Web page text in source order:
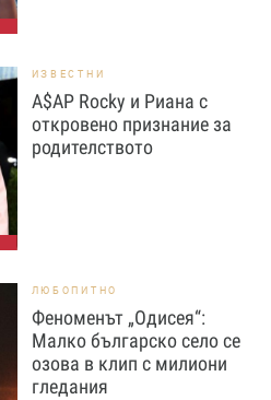
ИЗВЕСТНИ
A$AP Rocky и Риана с
откровено признание за
родителството
ЛЮБОПИТНО
Феноменът „Одисея“:
Малко българско село се
озова в клип с милиони
гледания